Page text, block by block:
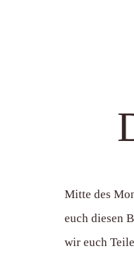
Mitte des
euch diesen
wir euch